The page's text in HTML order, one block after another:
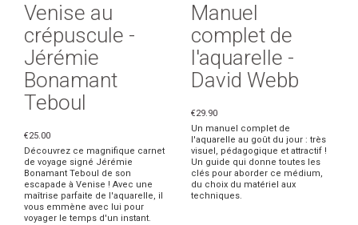
Venise au
crépuscule -
Jérémie
Bonamant
Teboul
€25.00
Découvrez ce magnifique carnet
de voyage signé Jérémie
Bonamant Teboul de son
escapade à Venise ! Avec une
maîtrise parfaite de l'aquarelle, il
vous emmène avec lui pour
voyager le temps d'un instant.
Manuel
complet de
l'aquarelle -
David Webb
€29.90
Un manuel complet de
l'aquarelle au goût du jour : très
visuel, pédagogique et attractif !
Un guide qui donne toutes les
clés pour aborder ce médium,
du choix du matériel aux
techniques.